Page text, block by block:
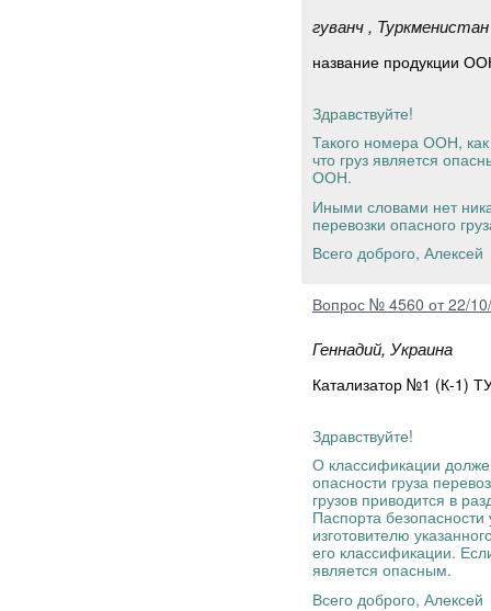
гуванч , Туркменистан
название продукции
Здравствуйте!
Такого номера ООН,
что груз является
ООН.
Иными словами нет
перевозки опасного
Всего доброго, Алексей
Вопрос № 4560 от 22/
Геннадий, Украина
Катализатор №1 (К-1)
Здравствуйте!
О классификации
опасности груза
грузов приводится в
Паспорта
изготовителю
его классификации.
является опасным.
Всего доброго, Алексей